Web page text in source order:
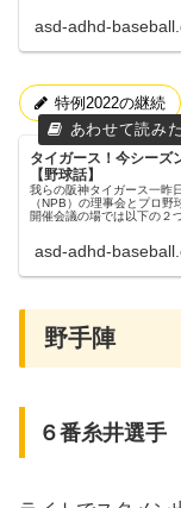
【登録】尾仲投手、加...
asd-adhd-
特例2022の継続
タイガース！今シーズ
【野球話】
我らの阪神タイガース一昨
（NPB）の理事会とプロ
開催会議の場では以下の２
登録が従来の29人か...
asd-adhd-
野手陣
６番糸井選手